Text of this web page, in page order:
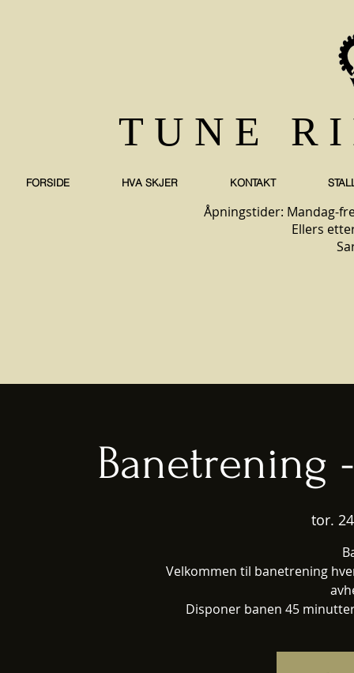
TUNE
FORSIDE HVA SKJER KONTAKT
Åpningstider: Mandag-
Ellers
Banetrening
tor.
Velkommen til banetrening
Disponer banen 45